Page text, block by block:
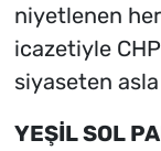
niyetlenen
icazetiyle
siyaseten asla
YEŞİL SOL